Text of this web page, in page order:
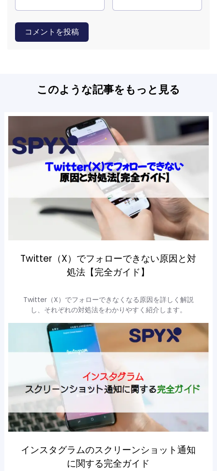
コメントを投稿
このような記事をもっと見る
Twitter（X）でフォローできない原因と対
処法【完全ガイド】
Twitter（X）でフォローできなくなる原因を詳しく解説
し、それぞれの対処法をわかりやすく紹介します。
インスタグラムのスクリーンショット通知
に関する完全ガイド